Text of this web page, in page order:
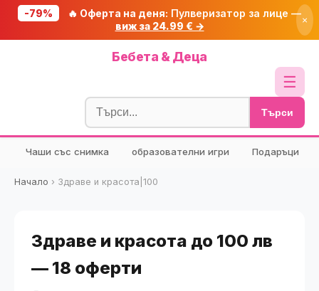
-79% 🔥 Оферта на деня: Пулверизатор за лице —
виж за 24.99 € →
×
Бебета & Деца
☰
Блог
🧮 Калкулатори
🔍 Намери продукт
🎁 Подарък
Търси
Чаши със снимка образователни игри Подаръци
Начало › Здраве и красота|100
Здраве и красота до 100 лв
— 18 оферти